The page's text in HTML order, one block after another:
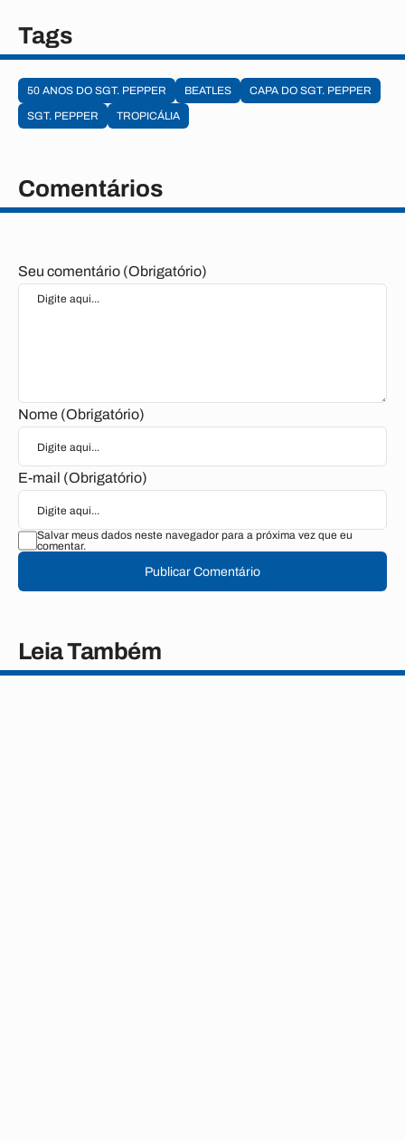
Tags
50 ANOS DO SGT. PEPPER BEATLES
CAPA DO SGT. PEPPER
SGT. PEPPER
TROPICÁLIA
Comentários
Seu comentário (Obrigatório)
Nome (Obrigatório)
E-mail (Obrigatório)
Salvar meus dados neste navegador para a próxima vez que eu
comentar.
Publicar Comentário
Leia Também